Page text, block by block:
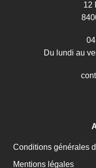
12
Du lundi au
cont
Conditions générales
Mentions légales